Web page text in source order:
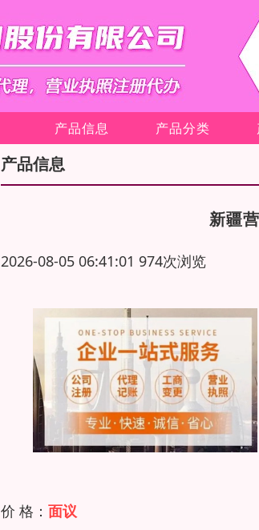
产品信息 产品分类
产品信息
新疆
2026-08-05 06:41:01 974次浏览
价 格： 面议